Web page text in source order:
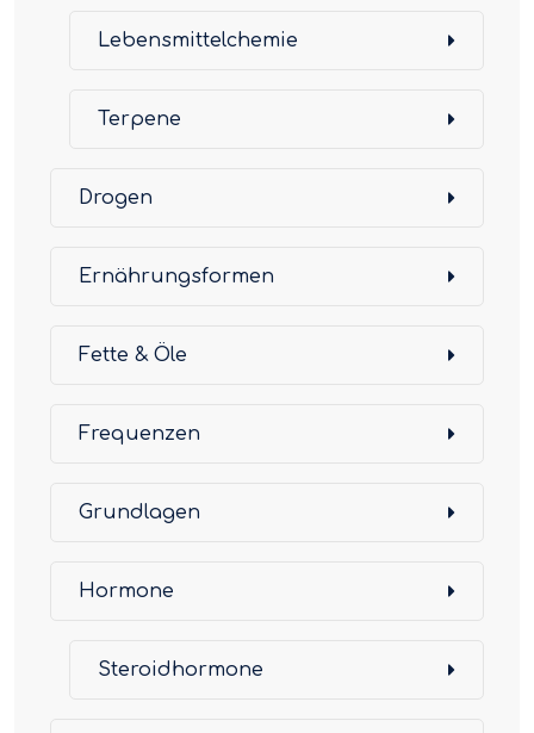
Lebensmittelchemie
Terpene
Drogen
Ernährungsformen
Fette & Öle
Frequenzen
Grundlagen
Hormone
Steroidhormone